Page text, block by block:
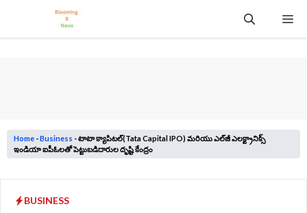
content
Home -Business -టాటా క్యాపిటల్(Tata Capital IPO) మరియు ఎల్‌జీ ఎలక్ట్రానిక్స్
ఇండియా ఐపీఓలతో పెట్టుబడిదారుల దృష్టి కేంద్రం
BUSINESS